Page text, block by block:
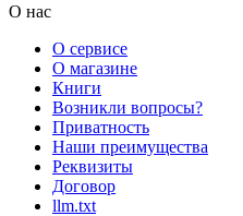
О нас
О сервисе
О магазине
Книги
Возникли вопросы?
Приватность
Наши преимущества
Реквизиты
Договор
llm.txt